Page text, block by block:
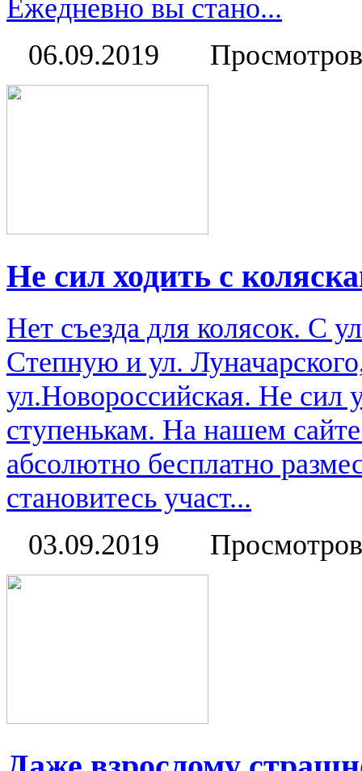
Ежедневно вы стано...
06.09.2019
Не сил ходить с
Нет съезда для колясок. С
Степную и ул.
ул.Новороссийская. Не сил
ступенькам. На нашем
абсолютно бесплатно
становитесь участ...
03.09.2019